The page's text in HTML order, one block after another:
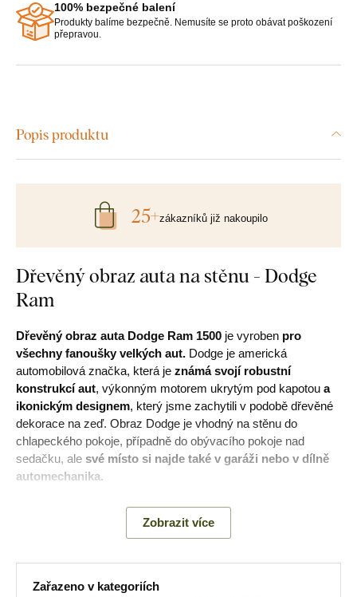
100% bezpečné balení
Produkty balíme bezpečně. Nemusíte se proto obávat poškození
přepravou.
Popis produktu
Dřevěný obraz auta na stěnu - Dodge
Ram
Dřevěný obraz auta Dodge Ram 1500 je vyroben pro
všechny fanoušky velkých aut. Dodge je americká
automobilová značka, která je známá svojí robustní
konstrukcí aut, výkonným motorem ukrytým pod kapotou a
ikonickým designem, který jsme zachytili v podobě dřevěné
dekorace na zeď. Obraz Dodge je vhodný na stěnu do
chlapeckého pokoje, případně do obývacího pokoje nad
sedačku, ale své místo si najde také v garáži nebo v dílně
automechanika.
Hlavní výhody produktu:
Zobrazit více
25+zákazníků již nakoupilo
Zařazeno v kategoriích